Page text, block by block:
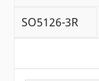
SO5126-3R